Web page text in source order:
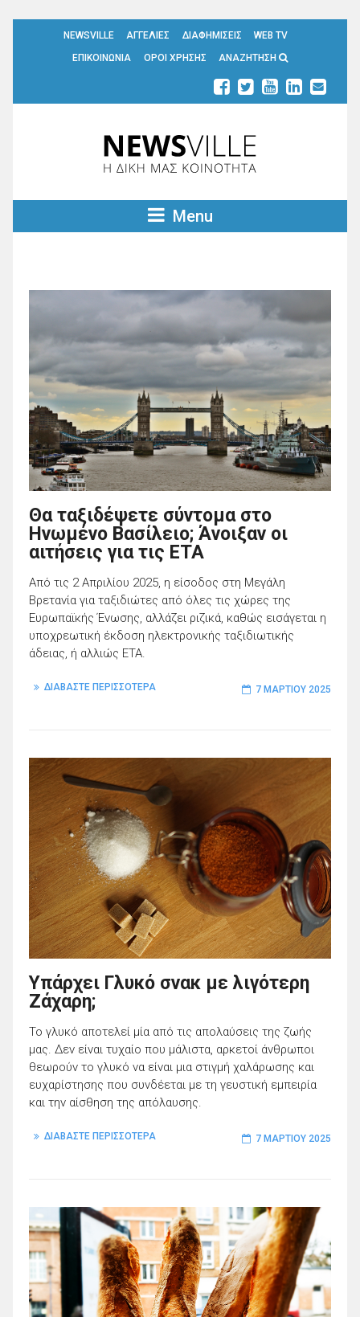
NEWSVILLE ΑΓΓΕΛΙΕΣ ΔΙΑΦΗΜΙΣΕΙΣ
WEB TV
ΕΠΙΚΟΙΝΩΝΙΑ
ΟΡΟΙ ΧΡΗΣΗΣ ΑΝΑΖΗΤΗΣΗ
Menu
Θα ταξιδέψετε σύντομα στο
Ηνωμένο Βασίλειο; Άνοιξαν οι
αιτήσεις για τις ΕΤΑ
Από τις 2 Απριλίου 2025, η είσοδος στη Μεγάλη
Βρετανία για ταξιδιώτες από όλες τις χώρες της
Ευρωπαϊκής Ένωσης, αλλάζει ριζικά, καθώς εισάγεται η
υποχρεωτική έκδοση ηλεκτρονικής ταξιδιωτικής
άδειας, ή αλλιώς ETA.
ΔΙΑΒΑΣΤΕ ΠΕΡΙΣΣΟΤΕΡΑ 7 ΜΑΡΤΊΟΥ 2025
Υπάρχει Γλυκό σνακ με λιγότερη
Ζάχαρη;
Το γλυκό αποτελεί μία από τις απολαύσεις της ζωής
μας. Δεν είναι τυχαίο που μάλιστα, αρκετοί άνθρωποι
θεωρούν το γλυκό να είναι μια στιγμή χαλάρωσης και
ευχαρίστησης που συνδέεται με τη γευστική εμπειρία
και την αίσθηση της απόλαυσης.
ΔΙΑΒΑΣΤΕ ΠΕΡΙΣΣΟΤΕΡΑ 7 ΜΑΡΤΊΟΥ 2025